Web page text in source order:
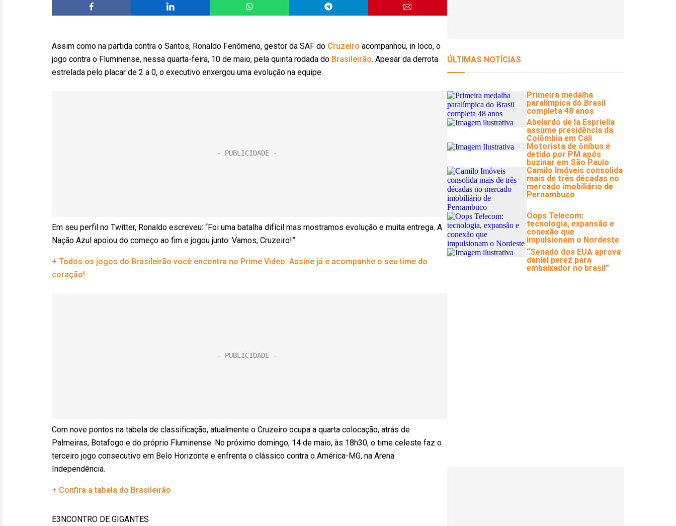
Assim como na partida contra o Santos, Ronaldo Fenômeno, gestor da SAF do Cruzeiro acompanhou, in loco, o
jogo contra o Fluminense, nessa quarta-feira, 10 de maio, pela quinta rodada do Brasileirão. Apesar da derrota
estrelada pelo placar de 2 a 0, o executivo enxergou uma evolução na equipe.
Em seu perfil no Twitter, Ronaldo escreveu: “Foi uma batalha difícil mas mostramos evolução e muita entrega. A
Nação Azul apoiou do começo ao fim e jogou junto. Vamos, Cruzeiro!”
+ Todos os jogos do Brasileirão você encontra no Prime Video. Assine já e acompanhe o seu time do
coração!
Com nove pontos na tabela de classificação, atualmente o Cruzeiro ocupa a quarta colocação, atrás de
Palmeiras, Botafogo e do próprio Fluminense. No próximo domingo, 14 de maio, às 18h30, o time celeste faz o
terceiro jogo consecutivo em Belo Horizonte e enfrenta o clássico contra o América-MG, na Arena
Independência.
+ Confira a tabela do Brasileirão
E3NCONTRO DE GIGANTES